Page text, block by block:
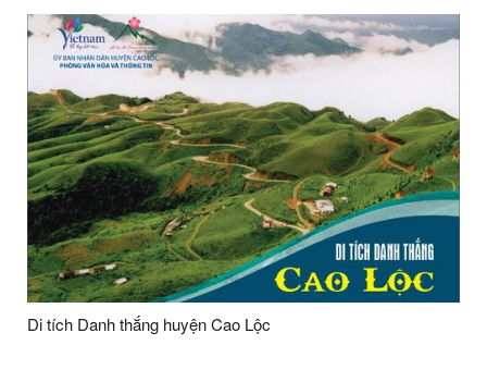
Di tích Danh thắng huyện Cao Lộc